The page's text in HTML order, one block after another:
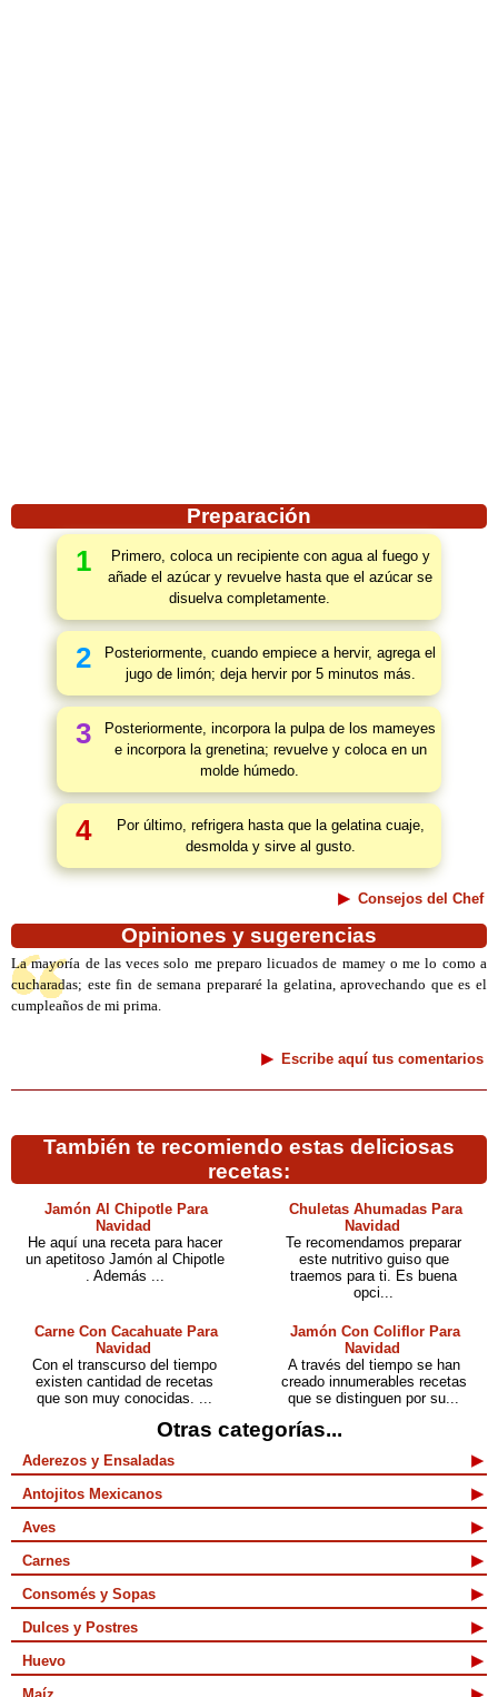
Preparación
1
Primero, coloca un recipiente con agua al fuego y
añade el azúcar y revuelve hasta que el azúcar se
disuelva completamente.
2
Posteriormente, cuando empiece a hervir, agrega el
jugo de limón; deja hervir por 5 minutos más.
3
Posteriormente, incorpora la pulpa de los mameyes
e incorpora la grenetina; revuelve y coloca en un
molde húmedo.
4
Por último, refrigera hasta que la gelatina cuaje,
desmolda y sirve al gusto.
Consejos del Chef
Opiniones y sugerencias
La mayoría de las veces solo me preparo licuados de mamey o me lo como a
cucharadas; este fin de semana prepararé la gelatina, aprovechando que es el
cumpleaños de mi prima.
Escribe aquí tus comentarios
También te recomiendo estas deliciosas
recetas:
Jamón Al Chipotle Para
Navidad
He aquí una receta para hacer
un apetitoso Jamón al Chipotle
. Además ...
Chuletas Ahumadas Para
Navidad
Te recomendamos preparar
este nutritivo guiso que
traemos para ti. Es buena
opci...
Carne Con Cacahuate Para
Navidad
Con el transcurso del tiempo
existen cantidad de recetas
que son muy conocidas. ...
Jamón Con Coliflor Para
Navidad
A través del tiempo se han
creado innumerables recetas
que se distinguen por su...
Otras categorías...
Aderezos y Ensaladas
Antojitos Mexicanos
Aves
Carnes
Consomés y Sopas
Dulces y Postres
Huevo